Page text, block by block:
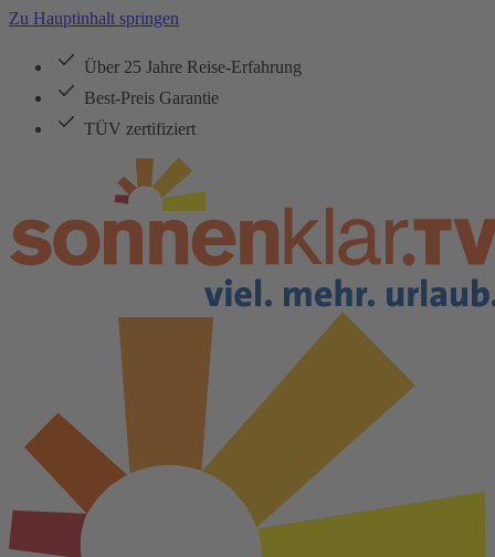
Zu Hauptinhalt springen
Über 25 Jahre Reise-Erfahrung
Best-Preis Garantie
TÜV zertifiziert